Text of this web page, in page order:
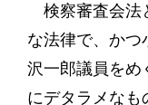
検察審査会法
な法律で、かつ
沢一郎議員をめ
にデタラメなも